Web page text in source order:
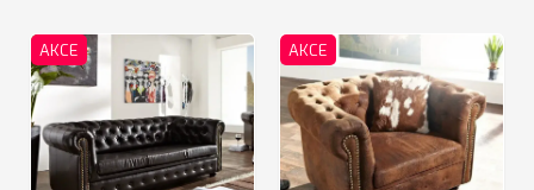
AKCE AKCE